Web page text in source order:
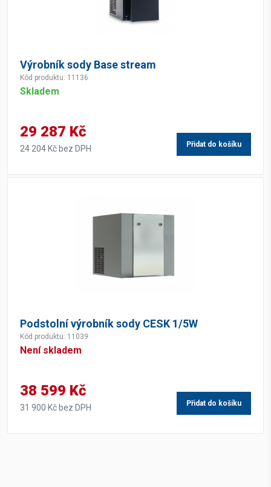
Výrobník sody Base stream
Kód produktu: 11136
Skladem
29 287 Kč
24 204 Kč bez DPH Přidat do košíku
Podstolní výrobník sody CESK 1/5W
Kód produktu: 11039
Není skladem
38 599 Kč
31 900 Kč bez DPH Přidat do košíku